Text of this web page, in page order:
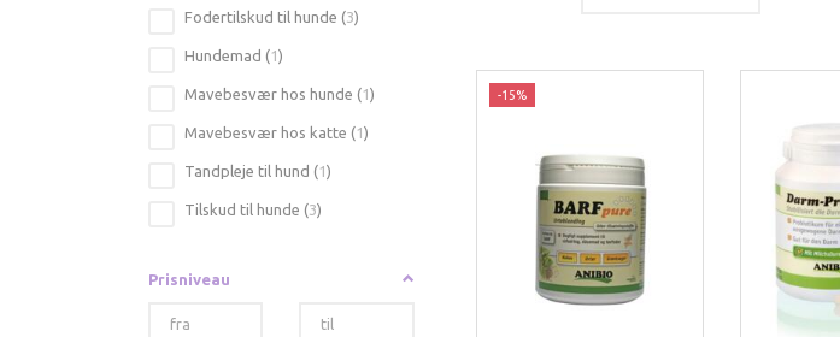
Fodertilskud til hunde (3)
Hundemad (1)
Mavebesvær hos hunde (1)
Mavebesvær hos katte (1)
Tandpleje til hund (1)
Tilskud til hunde (3)
Prisniveau
-15%